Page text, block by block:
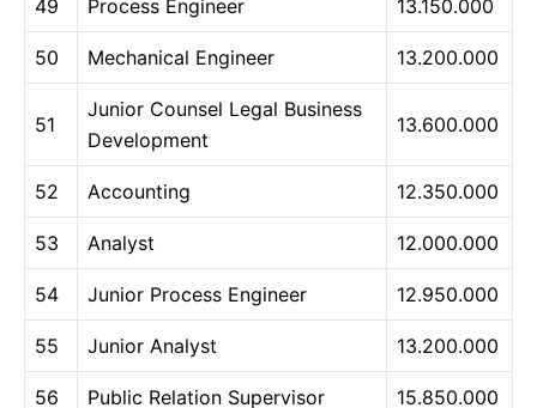
49 Process Engineer 13.150.000
50 Mechanical Engineer 13.200.000
51
Junior Counsel Legal Business
Development
13.600.000
52 Accounting 12.350.000
53 Analyst 12.000.000
54 Junior Process Engineer 12.950.000
55 Junior Analyst 13.200.000
56 Public Relation Supervisor 15.850.000